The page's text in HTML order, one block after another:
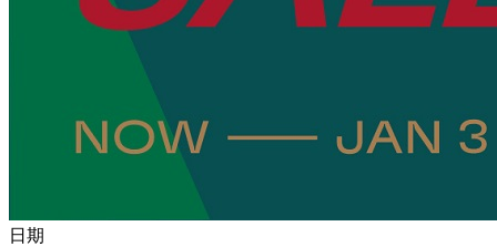
日期